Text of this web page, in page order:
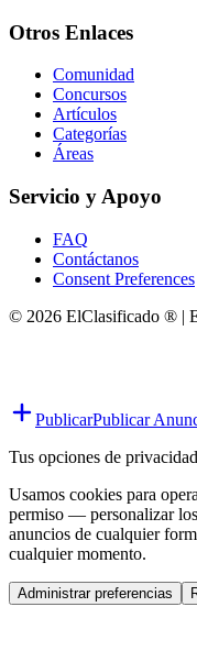
Otros Enlaces
Comunidad
Concursos
Artículos
Categorías
Áreas
Servicio y Apoyo
FAQ
Contáctanos
Consent Preferences
© 2026 ElClasificado ® |
PublicarPublicar
Tus opciones de privacidad
Usamos cookies para
permiso — personalizar
anuncios de cualquier
cualquier momento.
Administrar preferencias